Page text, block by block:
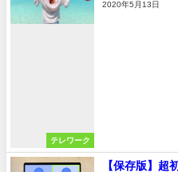
テレワーク
2020年5月13日
【保存版】超